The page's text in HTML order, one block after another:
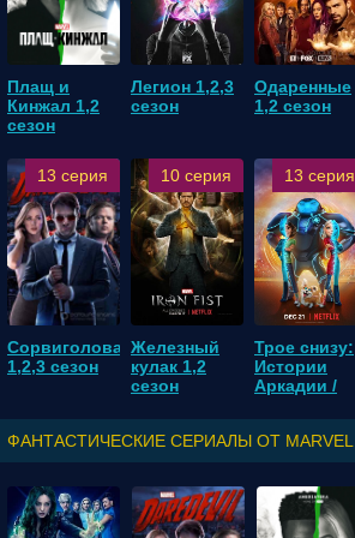
Плащ и
Кинжал 1,2
сезон
Легион 1,2,3
сезон
Одаренные
1,2 сезон
13 серия
Сорвиголова
1,2,3 сезон
10 серия
Железный
кулак 1,2
сезон
13 серия
Трое снизу:
Истории
Аркадии /
ФАНТАСТИЧЕСКИЕ СЕРИАЛЫ ОТ MARVEL